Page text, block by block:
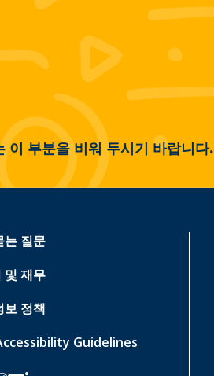
이 부분을 비워 두시기 바랍니다.
는 질문
및 재무
보 정책
Guidelines